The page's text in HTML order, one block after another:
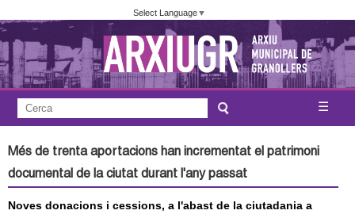
Vés
contingut
Select Language▼
u
n
☰
F
o
m
u
e
r
a
Més de trenta aportacions han incrementat el patrimoni
documental de la ciutat durant l'any passat
Noves donacions i cessions, a l'abast de la ciutadania a